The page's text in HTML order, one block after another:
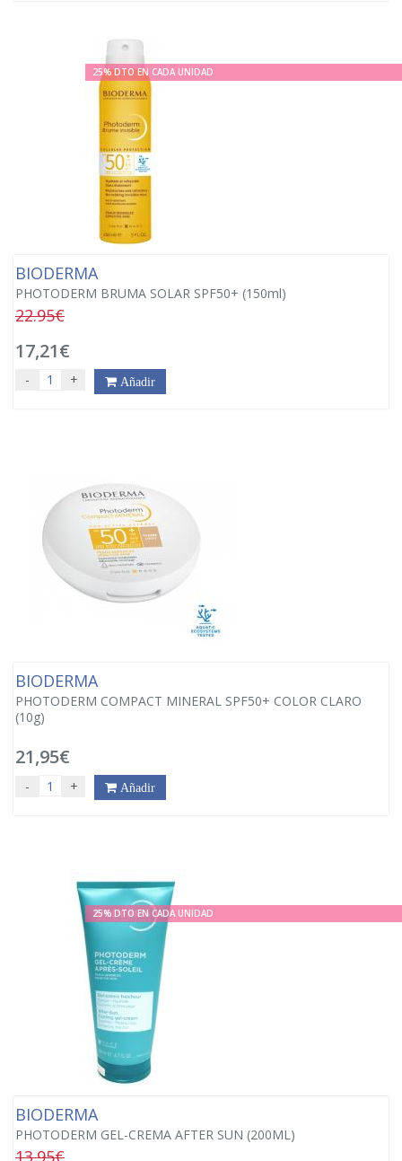
25% DTO EN CADA UNIDAD
BIODERMA
PHOTODERM BRUMA SOLAR SPF50+ (150ml)
22.95€
17,21€
- + Añadir
BIODERMA
PHOTODERM COMPACT MINERAL SPF50+ COLOR CLARO
(10g)
21,95€
- + Añadir
25% DTO EN CADA UNIDAD
BIODERMA
PHOTODERM GEL-CREMA AFTER SUN (200ML)
13.95€